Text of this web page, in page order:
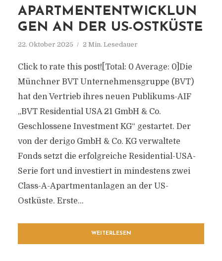
APARTMENTENTWICKLUN
GEN AN DER US-OSTKÜSTE
22. Oktober 2025 2 Min. Lesedauer
Click to rate this post![Total: 0 Average: 0]Die
Münchner BVT Unternehmensgruppe (BVT)
hat den Vertrieb ihres neuen Publikums-AIF
„BVT Residential USA 21 GmbH & Co.
Geschlossene Investment KG“ gestartet. Der
von der derigo GmbH & Co. KG verwaltete
Fonds setzt die erfolgreiche Residential-USA-
Serie fort und investiert in mindestens zwei
Class-A-Apartmentanlagen an der US-
Ostküste. Erste...
WEITERLESEN